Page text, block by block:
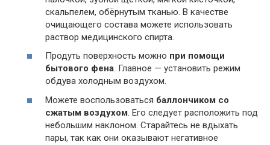
скальпелем, обёрнутым тканью. В качестве
очищающего состава можете использовать
раствор медицинского спирта.
Продуть поверхность можно при помощи
бытового фена. Главное — установить режим
обдува холодным воздухом.
Можете воспользоваться баллончиком со
сжатым воздухом. Его следует расположить под
небольшим наклоном. Старайтесь не вдыхать
пары, так как они оказывают негативное